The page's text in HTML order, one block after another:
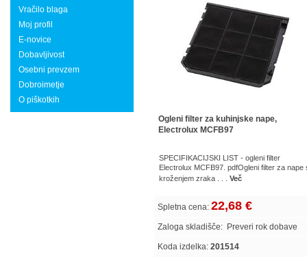
Vračilo blaga
Moj profil
E-novice
Dobavljivost
Osebni prevzem
Dobroimetje
O piškotkih
Ogleni filter za kuhinjske nape,
Electrolux MCFB97
SPECIFIKACIJSKI LIST - ogleni filter
Electrolux MCFB97. pdfOgleni filter za nape
kroženjem zraka . . . Več
Spletna cena: 22,68 €
Zaloga skladišče: Preveri rok dobave
Koda izdelka: 201514